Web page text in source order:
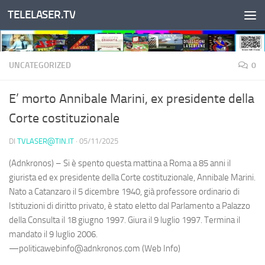
Salta al contenuto
TELELASER.TV
UNCATEGORIZED 0
E’ morto Annibale Marini, ex presidente della
Corte costituzionale
DI TVLASER@TIN.IT · 05/11/2025
(Adnkronos) – Si è spento questa mattina a Roma a 85 anni il
giurista ed ex presidente della Corte costituzionale, Annibale Marini.
Nato a Catanzaro il 5 dicembre 1940, già professore ordinario di
Istituzioni di diritto privato, è stato eletto dal Parlamento a Palazzo
della Consulta il 18 giugno 1997. Giura il 9 luglio 1997. Termina il
mandato il 9 luglio 2006.
—politicawebinfo@adnkronos.com (Web Info)